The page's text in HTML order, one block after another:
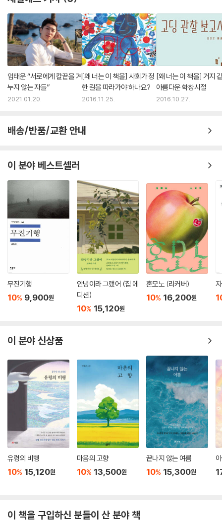
너무나 먼 과거의 일로 느낄 거라고 생각하니 세월이 참 허망하게도 빨리
흐르는구나 싶습니다. 모쪼록 재미있게 즐겨 주세요.” 김상현
임태운 “서로에게 칼끝을 겨
누지 않는 자들”
2021.01.20.
[왜 너는 이 책을] 사회가 정
한 길을 따라가야 하나요?
2016.11.25.
[왜 너는 이 책을] 거지
아름다운 학창시절
2016.10.27.
배송/반품/교환 안내
이 분야 베스트셀러
무진기행
10% 9,900원
안녕이라 그랬어 (집 에
디션)
10% 15,120원
혼모노 (리커버)
10% 16,200원
이 분야 신상품
유령의 비행
10% 15,120원
마음의 고향
10% 13,500원
끝나지 않는 여름
10% 15,300원
이 책을 구입하신 분들이 산 분야 책